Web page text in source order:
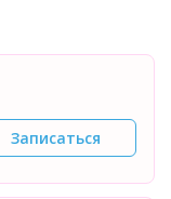
Записаться